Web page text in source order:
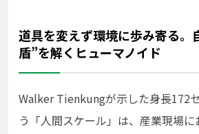
道具を変えず環境に歩み寄る。
盾”を解くヒューマノイド
Walker Tienkungが示した身長172
う「人間スケール」は、産業現場